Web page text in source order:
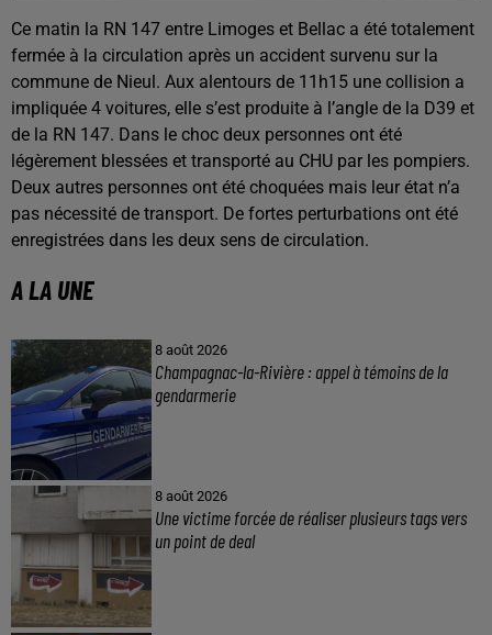
Ce matin la RN 147 entre Limoges et Bellac a été totalement
fermée à la circulation après un accident survenu sur la
commune de Nieul. Aux alentours de 11h15 une collision a
impliquée 4 voitures, elle s’est produite à l’angle de la D39 et
de la RN 147. Dans le choc deux personnes ont été
légèrement blessées et transporté au CHU par les pompiers.
Deux autres personnes ont été choquées mais leur état n’a
pas nécessité de transport. De fortes perturbations ont été
enregistrées dans les deux sens de circulation.
A LA UNE
8 août 2026
Champagnac-la-Rivière : appel à témoins de la
gendarmerie
8 août 2026
Une victime forcée de réaliser plusieurs tags vers
un point de deal